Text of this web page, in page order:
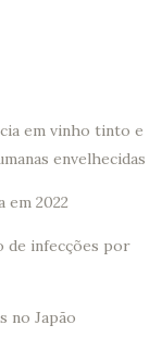
em vinho tinto e
envelhecidas
em 2022
de infecções por
no Japão